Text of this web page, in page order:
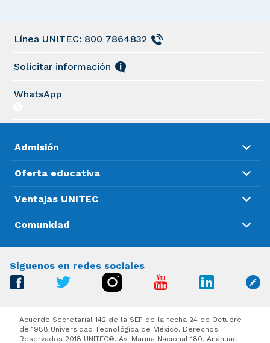
Línea UNITEC: 800 7864832
Solicitar información
WhatsApp
Admisión
Oferta educativa
Ventajas UNITEC
Comunidad
Síguenos en redes sociales
Acuerdo Secretarial 142 de la SEP de la fecha 24 de Octubre
de 1988 Universidad Tecnológica de México. Derechos
Reservados 2018 UNITEC®. Av. Marina Nacional 180, Anáhuac I